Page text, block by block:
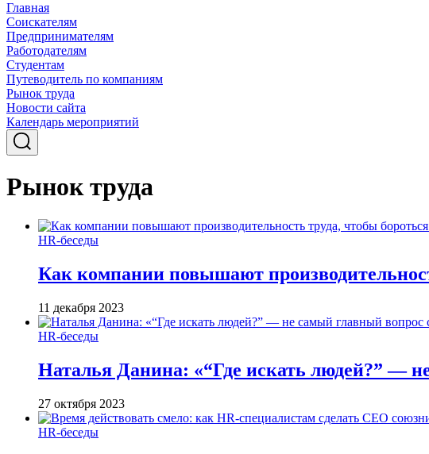
Главная
Соискателям
Предпринимателям
Работодателям
Студентам
Путеводитель по компаниям
Рынок труда
Новости сайта
Календарь мероприятий
Рынок труда
HR-беседы
Как компании повышают
11 декабря 2023
HR-беседы
Наталья Данина: «“Где искать людей?” —
27 октября 2023
HR-беседы